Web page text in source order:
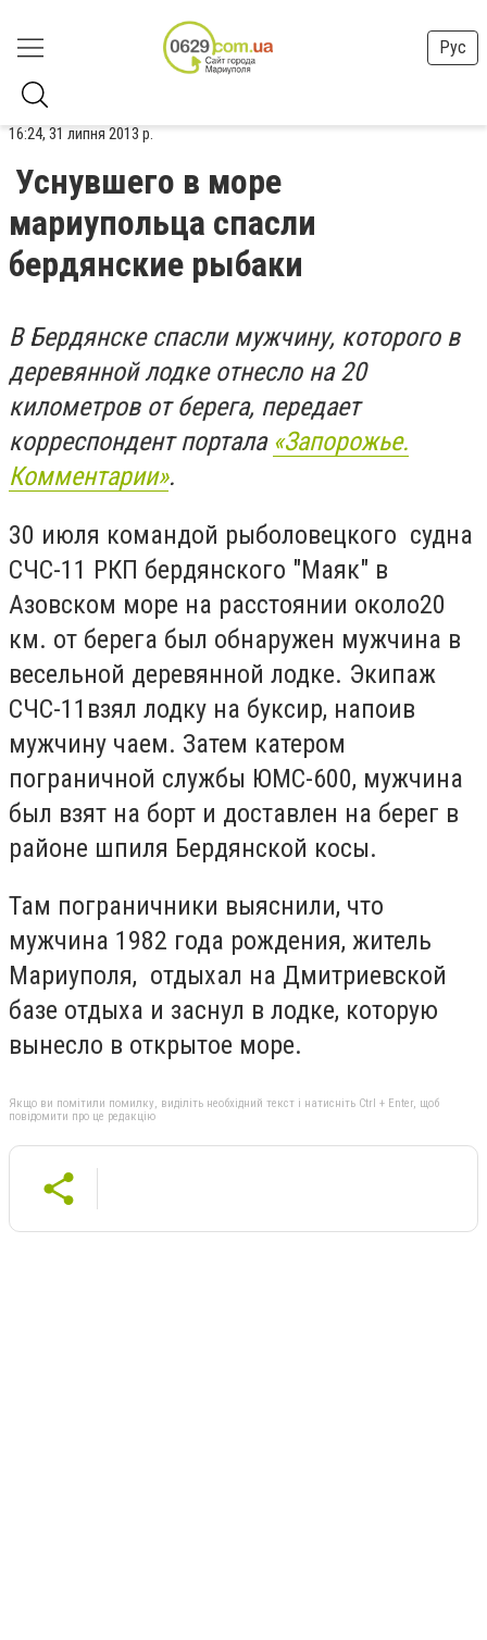
Рус
16:24, 31 липня 2013 р.
Уснувшего в море
мариупольца спасли
бердянские рыбаки
В Бердянске спасли мужчину, которого в
деревянной лодке отнесло на 20
километров от берега, передает
корреспондент портала «Запорожье.
Комментарии».
30 июля командой рыболовецкого судна
СЧС-11 РКП бердянского "Маяк" в
Азовском море на расстоянии около20
км. от берега был обнаружен мужчина в
весельной деревянной лодке. Экипаж
СЧС-11взял лодку на буксир, напоив
мужчину чаем. Затем катером
пограничной службы ЮМС-600, мужчина
был взят на борт и доставлен на берег в
районе шпиля Бердянской косы.
Там пограничники выяснили, что
мужчина 1982 года рождения, житель
Мариуполя, отдыхал на Дмитриевской
базе отдыха и заснул в лодке, которую
вынесло в открытое море.
Якщо ви помітили помилку, виділіть необхідний текст і натисніть Ctrl + Enter, щоб
повідомити про це редакцію